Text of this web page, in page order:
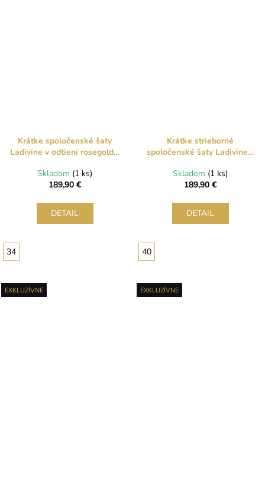
Krátke spoločenské šaty
Ladivine v odtieni rosegold s
Skladom (1 ks)
189,90 €
DETAIL
34
Krátke strieborné
spoločenské šaty Ladivine s
mašľami
Skladom (1 ks)
189,90 €
DETAIL
40
EXKLUZÍVNE EXKLUZÍVNE